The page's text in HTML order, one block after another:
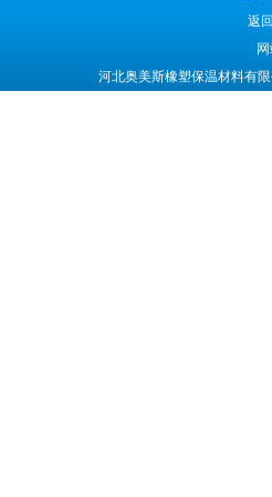
返
河北奥美斯橡塑保温材料有